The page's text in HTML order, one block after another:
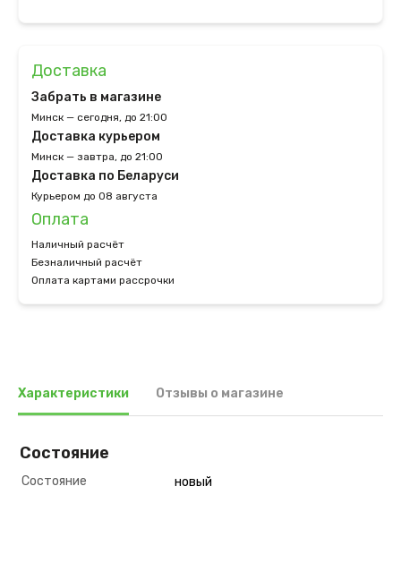
Доставка
Забрать в магазине
Минск — сегодня, до 21:00
Доставка курьером
Минск — завтра, до 21:00
Доставка по Беларуси
Курьером до 08 августа
Оплата
Наличный расчёт
Безналичный расчёт
Оплата картами рассрочки
Характеристики Отзывы о магазине
Состояние
Состояние новый